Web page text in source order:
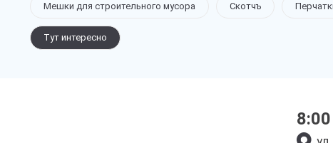
Мешки для строительного мусора Скотчъ
Тут интересно